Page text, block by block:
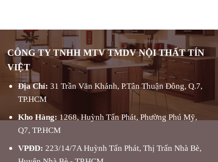
CÔNG TY TNHH MTV TMDV NỘI THẤT TÍN
VIỆT
Địa Chỉ: 31 Trần Văn Khánh, P.Tân Thuận Đông, Q.7,
TP.HCM
Kho Hàng: 1268, Huỳnh Tấn Phát, Phường Phú Mỹ,
Q7, TP.HCM
VPĐD: 223/14/7A Huỳnh Tấn Phát, Thị Trấn Nhà Bè,
Huyện Nhà Bè - TP.HCM